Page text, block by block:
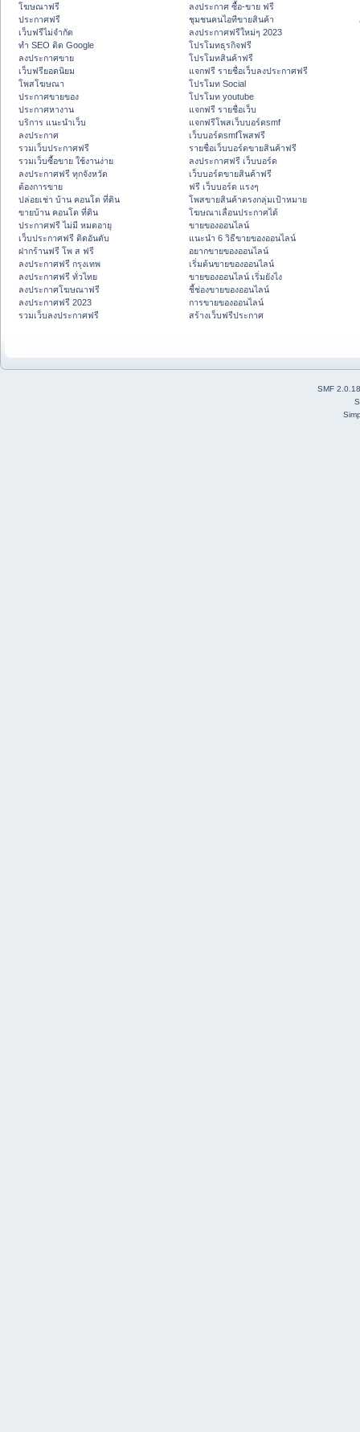
โฆษณาฟรี
ประกาศฟรี
เว็บฟรีไม่จำกัด
ทำ SEO ติด Google
ลงประกาศขาย
เว็บฟรียอดนิยม
โพสโฆษณา
ประกาศขายของ
ประกาศหางาน
บริการ แนะนำเว็บ
ลงประกาศ
รวมเว็บประกาศฟรี
รวมเว็บซื้อขาย ใช้งานง่าย
ลงประกาศฟรี ทุกจังหวัด
ต้องการขาย
ปล่อยเช่า บ้าน คอนโด ที่ดิน
ขายบ้าน คอนโด ที่ดิน
ประกาศฟรี ไม่มี หมดอายุ
เว็บประกาศฟรี ติดอันดับ
ฝากร้านฟรี โพ ส ฟรี
ลงประกาศฟรี กรุงเทพ
ลงประกาศฟรี ทั่วไทย
ลงประกาศโฆษณาฟรี
ลงประกาศฟรี 2023
รวมเว็บลงประกาศฟรี
ลงประกาศ ซื้อ-ขาย ฟรี
ชุมชนคนไอทีขายสินค้า
ลงประกาศฟรีใหม่ๆ 2023
โปรโมทธุรกิจฟรี
โปรโมทสินค้าฟรี
แจกฟรี รายชื่อเว็บลงประกาศฟรี
โปรโมท Social
โปรโมท youtube
แจกฟรี รายชื่อเว็บ
แจกฟรีโพสเว็บบอร์ดsmf
เว็บบอร์ดsmfโพสฟรี
รายชื่อเว็บบอร์ดขายสินค้าฟรี
ลงประกาศฟรี เว็บบอร์ด
เว็บบอร์ดขายสินค้าฟรี
ฟรี เว็บบอร์ด แรงๆ
โพสขายสินค้าตรงกลุ่มเป้าหมาย
โฆษณาเลื่อนประกาศได้
ขายของออนไลน์
แนะนำ 6 วิธีขายของออนไลน์
อยากขายของออนไลน์
เริ่มต้นขายของออนไลน์
ขายของออนไลน์ เริ่มยังไง
ชี้ช่องขายของออนไลน์
การขายของออนไลน์
สร้างเว็บฟรีประกาศ
SMF 2.0.18